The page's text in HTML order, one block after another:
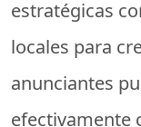
estratégicas
locales para
anunciantes
efectivamente